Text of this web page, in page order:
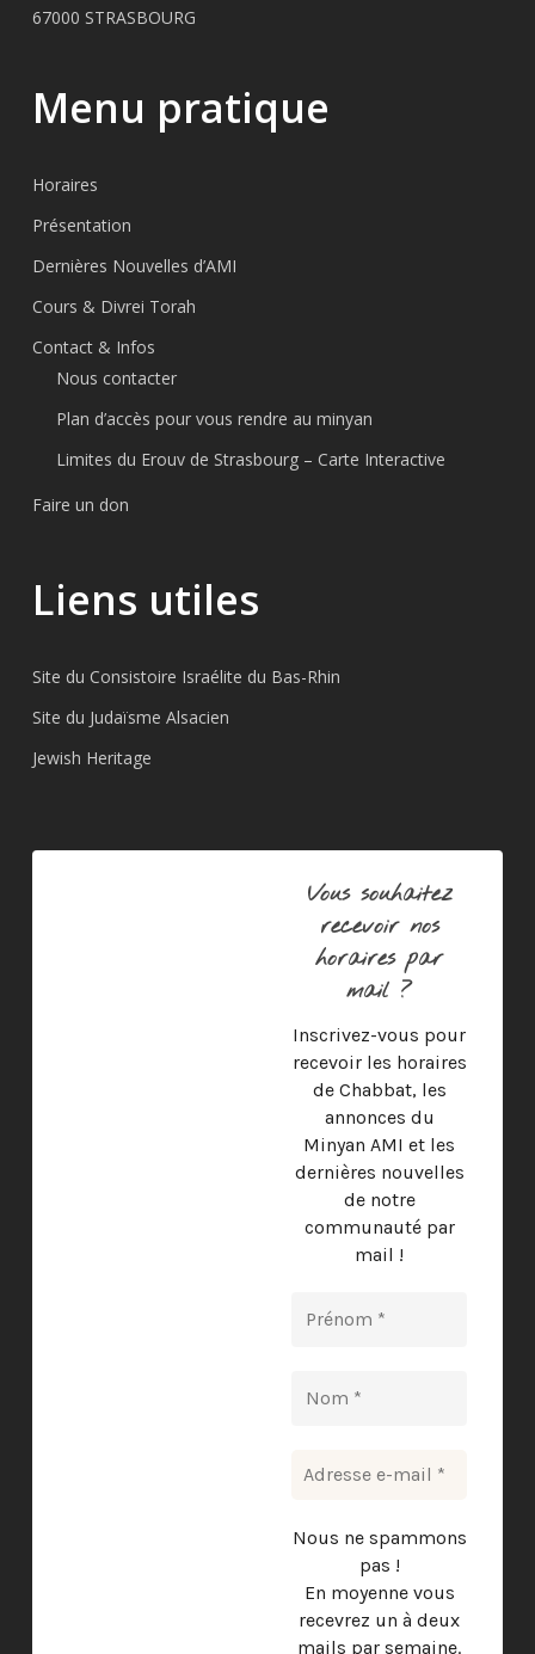
67000 STRASBOURG
Menu pratique
Horaires
Présentation
Dernières Nouvelles d’AMI
Cours & Divrei Torah
Contact & Infos
Nous contacter
Plan d’accès pour vous rendre au minyan
Limites du Erouv de Strasbourg – Carte Interactive
Faire un don
Liens utiles
Site du Consistoire Israélite du Bas-Rhin
Site du Judaïsme Alsacien
Jewish Heritage
Vous souhaitez
recevoir nos
horaires par
mail ?
Inscrivez-vous pour
recevoir les horaires
de Chabbat, les
annonces du
Minyan AMI et les
dernières nouvelles
de notre
communauté par
mail !
Nous ne spammons
pas !
En moyenne vous
recevrez un à deux
mails par semaine.